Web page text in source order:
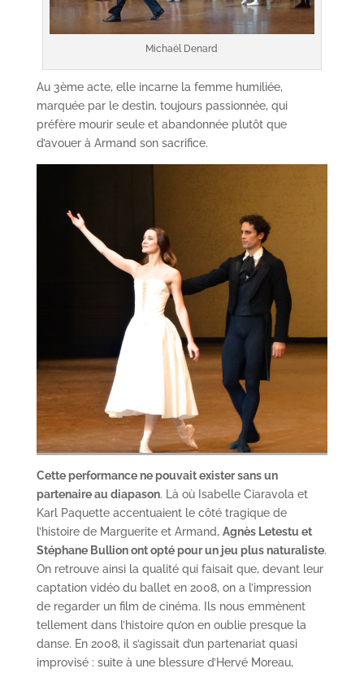
Michaël Denard
Au 3ème acte, elle incarne la femme humiliée,
marquée par le destin, toujours passionnée, qui
préfère mourir seule et abandonnée plutôt que
d’avouer à Armand son sacrifice.
Cette performance ne pouvait exister sans un
partenaire au diapason. Là où Isabelle Ciaravola et
Karl Paquette accentuaient le côté tragique de
l’histoire de Marguerite et Armand, Agnès Letestu et
Stéphane Bullion ont opté pour un jeu plus naturaliste.
On retrouve ainsi la qualité qui faisait que, devant leur
captation vidéo du ballet en 2008, on a l’impression
de regarder un film de cinéma. Ils nous emmènent
tellement dans l’histoire qu’on en oublie presque la
danse. En 2008, il s’agissait d’un partenariat quasi
improvisé : suite à une blessure d’Hervé Moreau,